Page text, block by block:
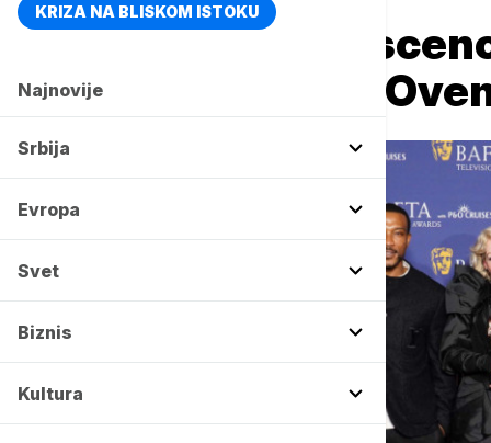
KRIZA NA BLISKOM ISTOKU
Najnovije
Srbija
Evropa
Svet
Biznis
Kultura
Trijumf
nagrada: Mladi